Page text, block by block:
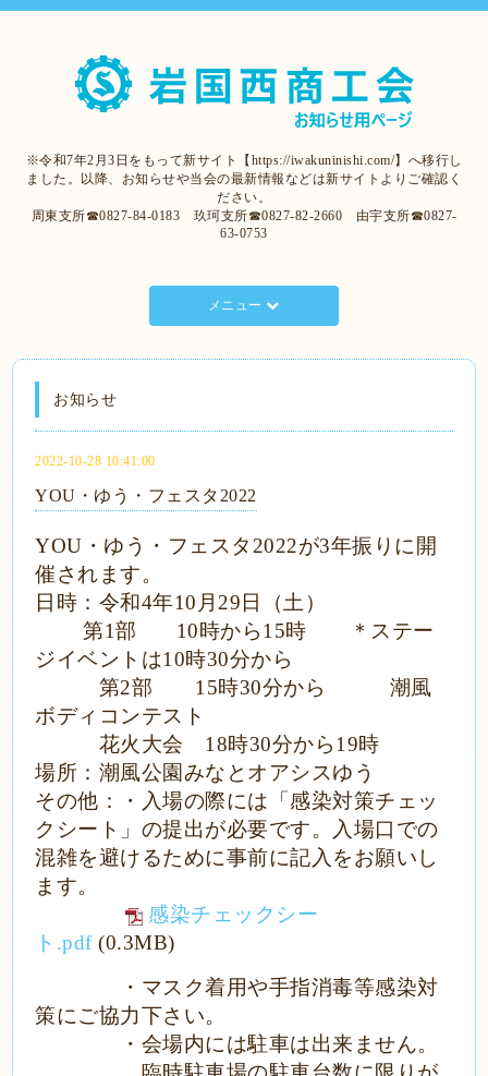
※令和7年2月3日をもって新サイト【https://iwakuninishi.com/】へ移行し
ました。以降、お知らせや当会の最新情報などは新サイトよりご確認く
ださい。
周東支所☎0827-84-0183 玖珂支所☎0827-82-2660 由宇支所☎0827-
63-0753
メニュー
お知らせ
2022-10-28 10:41:00
YOU・ゆう・フェスタ2022
YOU・ゆう・フェスタ2022が3年振りに開
催されます。
日時：令和4年10月29日（土）
第1部 10時から15時 ＊ステー
ジイベントは10時30分から
第2部 15時30分から 潮風
ボディコンテスト
花火大会 18時30分から19時
場所：潮風公園みなとオアシスゆう
その他：・入場の際には「感染対策チェッ
クシート」の提出が必要です。入場口での
混雑を避けるために事前に記入をお願いし
ます。
感染チェックシー
ト.pdf(0.3MB)
・マスク着用や手指消毒等感染対
策にご協力下さい。
・会場内には駐車は出来ません。